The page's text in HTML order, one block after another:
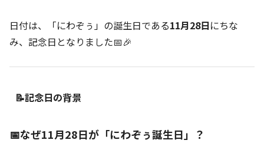
日付は、「にわぞぅ」の誕生日である11月28日にちな
み、記念日となりました📅🎉
📝記念日の背景
📅なぜ11月28日が「にわぞぅ誕生日」？